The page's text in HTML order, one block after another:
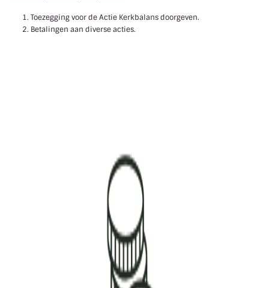
Toezegging voor de Actie Kerkbalans doorgeven.
Betalingen aan diverse acties.